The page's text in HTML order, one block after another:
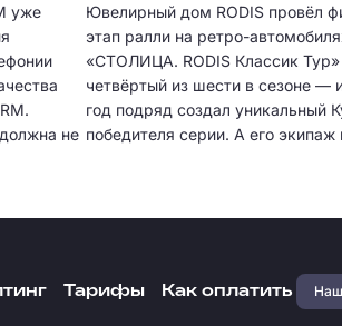
уже
не
Ювелирный дом RODIS провёл
этап ралли на ретро-
«СТОЛИЦА. RODIS Классик
четвёртый из шести в сезоне —
год подряд создал уникальный
победителя серии. А его экипаж
Тарифы Как оплатить Наш